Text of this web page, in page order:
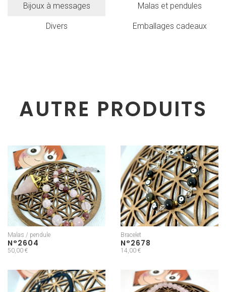
Bijoux à messages Malas et pendules
Divers Emballages cadeaux
AUTRE PRODUITS
Malas / pendule
N°2604
50,00 €
Bracelet
N°2678
14,00 €